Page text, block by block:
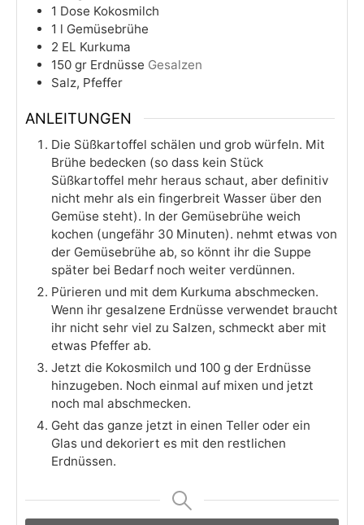
1 Dose Kokosmilch
1 l Gemüsebrühe
2 EL Kurkuma
150 gr Erdnüsse Gesalzen
Salz, Pfeffer
ANLEITUNGEN
Die Süßkartoffel schälen und grob würfeln. Mit
Brühe bedecken (so dass kein Stück
Süßkartoffel mehr heraus schaut, aber definitiv
nicht mehr als ein fingerbreit Wasser über den
Gemüse steht). In der Gemüsebrühe weich
kochen (ungefähr 30 Minuten). nehmt etwas von
der Gemüsebrühe ab, so könnt ihr die Suppe
später bei Bedarf noch weiter verdünnen.
Pürieren und mit dem Kurkuma abschmecken.
Wenn ihr gesalzene Erdnüsse verwendet braucht
ihr nicht sehr viel zu Salzen, schmeckt aber mit
etwas Pfeffer ab.
Jetzt die Kokosmilch und 100 g der Erdnüsse
hinzugeben. Noch einmal auf mixen und jetzt
noch mal abschmecken.
Geht das ganze jetzt in einen Teller oder ein
Glas und dekoriert es mit den restlichen
Erdnüssen.